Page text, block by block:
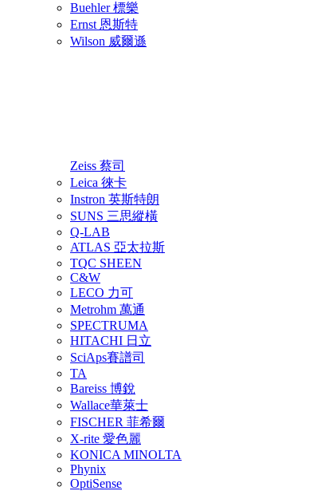
Buehler 標樂
Ernst 恩斯特
Wilson 威爾遜
Zeiss 蔡司
Leica 徠卡
Instron 英斯特朗
SUNS 三思縱橫
Q-LAB
ATLAS 亞太拉斯
TQC SHEEN
C&W
LECO 力可
Metrohm 萬通
SPECTRUMA
HITACHI 日立
SciAps賽譜司
TA
Bareiss 博銳
Wallace華萊士
FISCHER 菲希爾
X-rite 愛色麗
KONICA MINOLTA
Phynix
OptiSense